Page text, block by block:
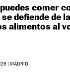
comer
se defiende de
alimentos al
| MADRID